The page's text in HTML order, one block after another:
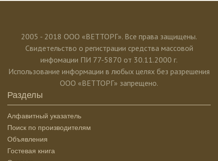
2005 - 2018 ООО «ВЕТТОРГ». Все права защищены.
Свидетельство о регистрации средства массовой
инфомации ПИ 77-5870 от 30.11.2000 г.
Использование информации в любых целях без разрешения
ООО «ВЕТТОРГ» запрещено.
Разделы
Алфавитный указатель
Поиск по производителям
Объявления
Гостевая книга